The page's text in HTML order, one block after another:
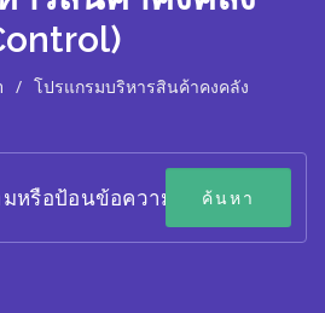
/ โปรแกรมบริหารสินค้าคงคลัง